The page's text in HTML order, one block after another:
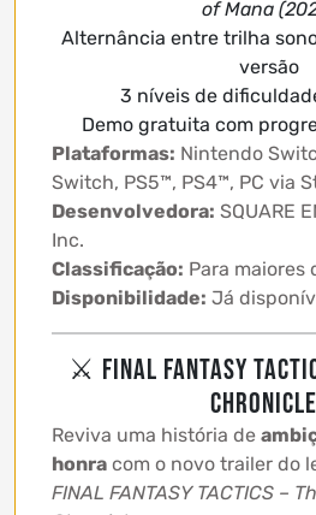
of Mana
Alternância entre trilha
versão
3 níveis de
Demo gratuita com
Plataformas: Nintendo
Switch, PS5™, PS4™, PC via
Desenvolvedora: SQUARE
Inc.
Classificação: Para maiores
Disponibilidade: Já
⚔ FINAL FANTASY
Reviva uma história de
honra com o novo trailer do
FINAL FANTASY TACTICS –